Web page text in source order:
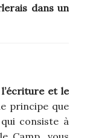
dans un
et le
principe que
consiste à